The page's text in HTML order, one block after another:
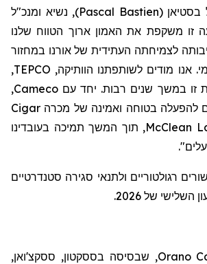
(
Pascal Bastien
), נשיא ומנכ"ל
זו משקפת את האמון ארוך הטווח שלנו
לצמיחתה העתידית של אורנו במחזור
אנו מודים לשותפתנו הוותיקה, TEPCO
,
זו במשך שנים רבות. יחד עם Cameco
,
להפעלה בטוחה ואמינה של מכרה Cigar
McClean, תוך המשך תמיכה בעובדינו
".
רגולטוריים ולתנאי סגירה סטנדרטיים
של 2026.
Orano, שבסיסה בססקטון, ססקצ'ואן,